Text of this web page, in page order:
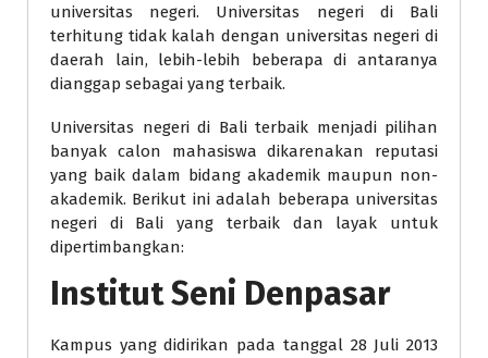
universitas negeri. Universitas negeri di Bali
terhitung tidak kalah dengan universitas negeri di
daerah lain, lebih-lebih beberapa di antaranya
dianggap sebagai yang terbaik.
Universitas negeri di Bali terbaik menjadi pilihan
banyak calon mahasiswa dikarenakan reputasi
yang baik dalam bidang akademik maupun non-
akademik. Berikut ini adalah beberapa universitas
negeri di Bali yang terbaik dan layak untuk
dipertimbangkan:
Institut Seni Denpasar
Kampus yang didirikan pada tanggal 28 Juli 2013